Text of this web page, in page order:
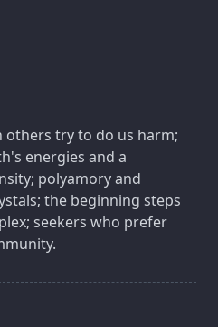
others try to do us harm;
energies and a
polyamory and
the beginning steps
seekers who prefer